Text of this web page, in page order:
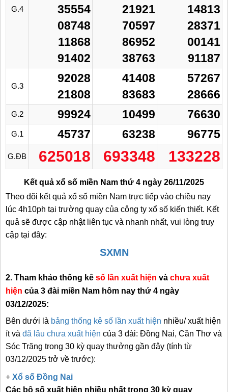
G.4
35554
08748
11868
91402
21921
70597
86952
38763
14813
28371
00141
91187
G.3
92028
21808
41408
83683
57267
28666
G.2 99924 10499 76630
G.1 45737 63238 96775
G.ĐB 625018 693348 133228
Kết quả xổ số miền Nam thứ 4 ngày 26/11/2025
Theo dõi kết quả xổ số miền Nam trực tiếp vào chiều nay
lúc 4h10ph tại trường quay của công ty xổ số kiến thiết. Kết
quả sẽ được cập nhật liên tục và nhanh nhất, vui lòng truy
cập tại đây:
SXMN
2. Tham khảo thống kê số lần xuất hiện và chưa xuất
hiện của 3 đài miền Nam hôm nay thứ 4 ngày
03/12/2025:
Bên dưới là bảng thống kê số lần xuất hiện nhiều/ xuất hiện
ít và đã lâu chưa xuất hiện của 3 đài: Đồng Nai, Cần Thơ và
Sóc Trăng trong 30 kỳ quay thưởng gần đây (tính từ
03/12/2025 trở về trước):
+ Xổ số Đồng Nai
Các bộ số xuất hiện nhiều nhất trong 30 kỳ quay